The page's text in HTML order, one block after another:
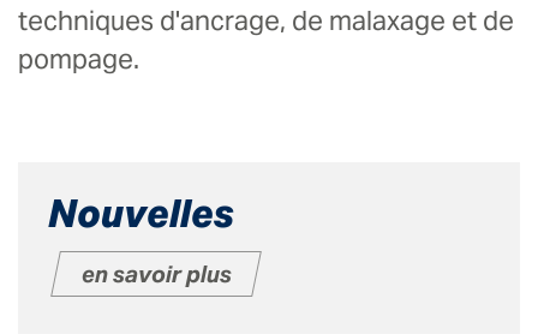
techniques d'ancrage, de malaxage et de
pompage.
Nouvelles
en savoir plus